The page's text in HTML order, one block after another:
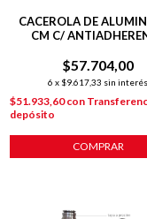
CACEROLA DE
CM C/
$57.704,00
6 x $9.617,33 sin interés
$51.933,60con
depósito
COMPRAR